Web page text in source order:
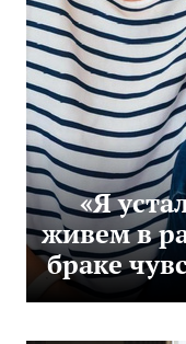
«Я
живем в
браке